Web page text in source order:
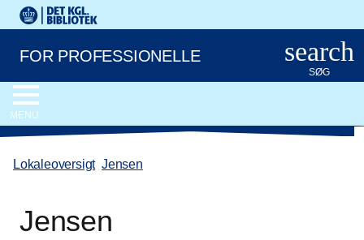
Gå til hovedindholdet
Change language to English
Det Kongelige Biblioteks logo. Gå til Det Kongelige
FOR PROFESSIONELLE search
SØG
MENU
Lokaleoversigt/ Jensen
Jensen